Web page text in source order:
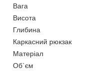
Вага
Висота
Глибина
Каркасний рюкзак
Матеріал
Об`єм